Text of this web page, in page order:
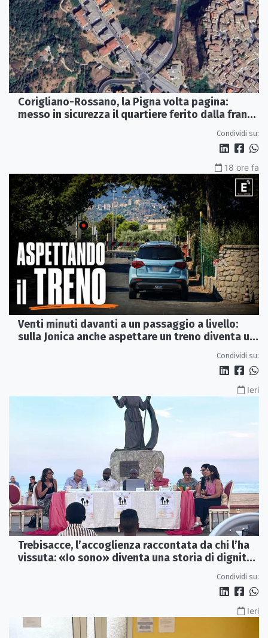
Corigliano-Rossano, la Pigna volta pagina:
messo in sicurezza il quartiere ferito dalla frana
Condividi su:
18 ore fa
Venti minuti davanti a un passaggio a livello:
sulla Jonica anche aspettare un treno diventa un
Condividi su:
Ieri
Trebisacce, l’accoglienza raccontata da chi l’ha
vissuta: «Io sono» diventa una storia di dignità
Condividi su:
Ieri